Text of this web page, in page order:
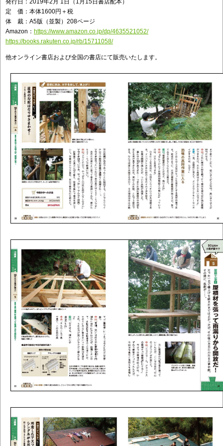
発行日：2019年2月 1日（1月15日書店配本）
定 価：本体1600円＋税
体 裁：A5版（並製）208ページ
Amazon： https://www.amazon.co.jp/dp/4635521052/
https://books.rakuten.co.jp/rb/15711058/
他オンライン書店および全国の書店にて販売いたします。